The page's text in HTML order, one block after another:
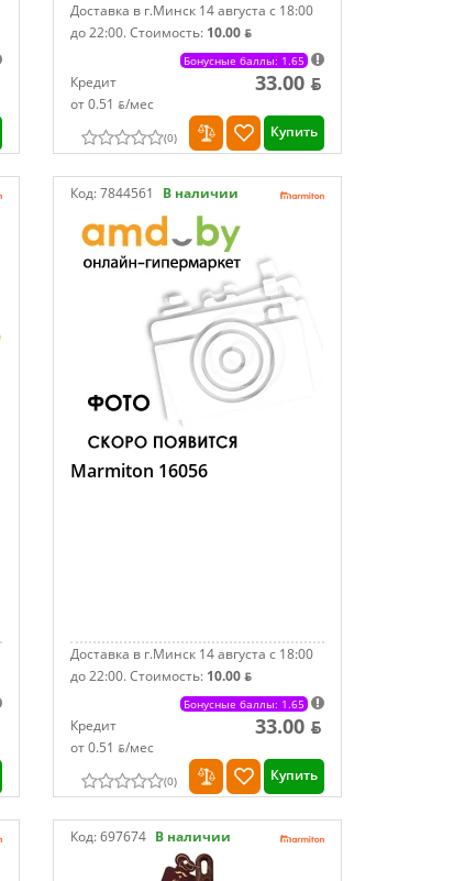
Доставка в г.Минск 14 августа с 18:00
до 22:00.Стоимость: 10.00 ƃ
Бонусные баллы: 1.65
Кредит
от 0.51 ƃ/мec
33.00 ƃ
(0) Купить
Код:7844561 В наличии
Marmiton 16056
Доставка в г.Минск 14 августа с 18:00
до 22:00.Стоимость: 10.00 ƃ
Бонусные баллы: 1.65
Кредит
от 0.51 ƃ/мec
33.00 ƃ
(0) Купить
Код:697674 В наличии